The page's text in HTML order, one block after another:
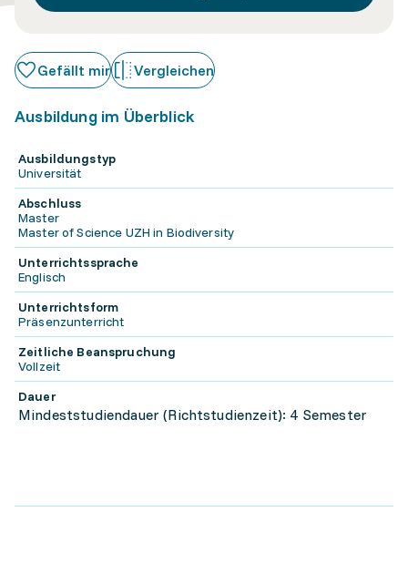
Gefällt mir Vergleichen
Ausbildung im Überblick
Ausbildungstyp
Universität
Abschluss
Master
Master of Science UZH in Biodiversity
Unterrichtssprache
Englisch
Unterrichtsform
Präsenzunterricht
Zeitliche Beanspruchung
Vollzeit
Dauer
Mindeststudiendauer (Richtstudienzeit): 4 Semester